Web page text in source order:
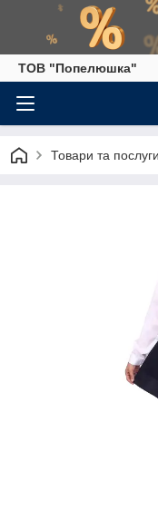
ТОВ "Попелюшка"
Товари та послуги